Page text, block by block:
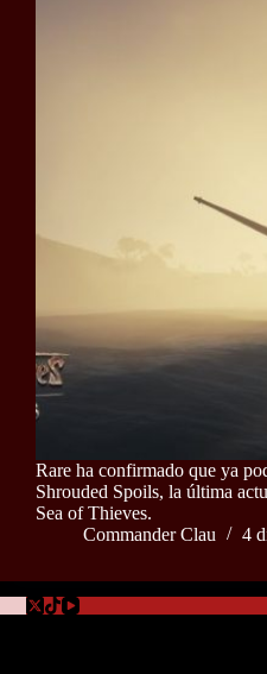
Rare ha confirmado que ya
Shrouded Spoils, la última
Sea of Thieves.
Commander Clau
4